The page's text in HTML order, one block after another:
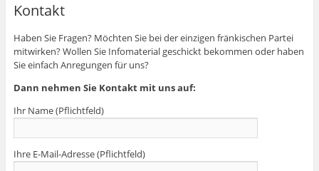
Kontakt
Haben Sie Fragen? Möchten Sie bei der einzigen fränkischen Partei
mitwirken? Wollen Sie Infomaterial geschickt bekommen oder haben
Sie einfach Anregungen für uns?
Dann nehmen Sie Kontakt mit uns auf:
Ihr Name (Pflichtfeld)
Ihre E-Mail-Adresse (Pflichtfeld)